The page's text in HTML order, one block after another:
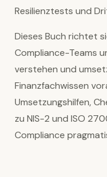
Resilienztests und
Dieses Buch richtet
Compliance-Teams
verstehen und
Finanzfachwissen
Umsetzungshilfen,
zu NIS-2 und ISO
Compliance